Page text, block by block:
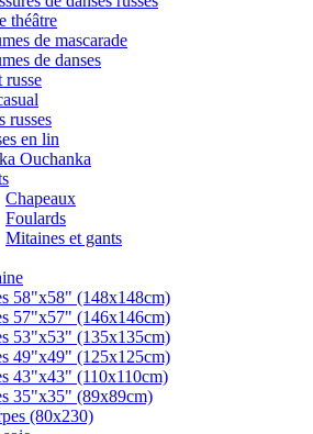
théâtre
de mascarade
de danses
russe
russes
en lin
Ouchanka
Chapeaux
Foulards
Mitaines et gants
58"x58" (148x148cm)
57"x57" (146x146cm)
53"x53" (135x135cm)
49"x49" (125x125cm)
43"x43" (110x110cm)
35"x35" (89x89cm)
(80х230)